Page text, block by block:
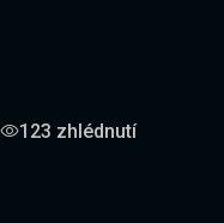
123 zhlédnutí